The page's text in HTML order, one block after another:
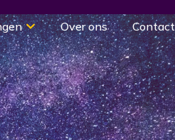
Over ons Contact